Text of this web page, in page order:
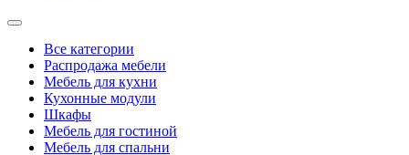
Все категории
Распродажа мебели
Мебель для кухни
Кухонные модули
Шкафы
Мебель для гостиной
Мебель для спальни